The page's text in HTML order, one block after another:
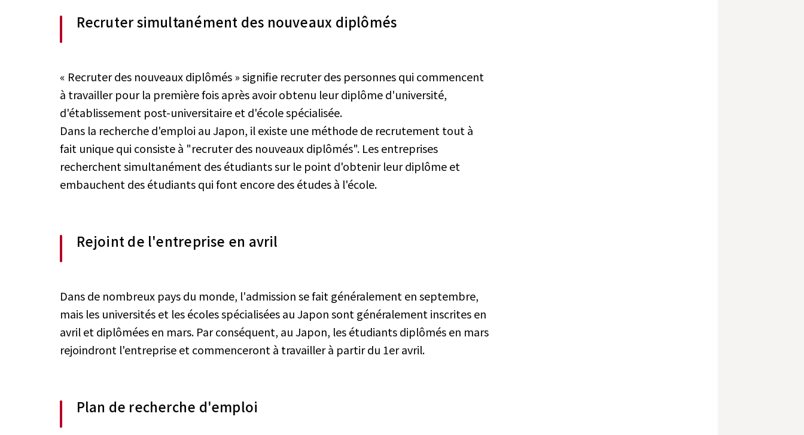
Recruter simultanément des nouveaux diplômés
« Recruter des nouveaux diplômés » signifie recruter des personnes qui commencent
à travailler pour la première fois après avoir obtenu leur diplôme d'université,
d'établissement post-universitaire et d'école spécialisée.
Dans la recherche d'emploi au Japon, il existe une méthode de recrutement tout à
fait unique qui consiste à "recruter des nouveaux diplômés". Les entreprises
recherchent simultanément des étudiants sur le point d'obtenir leur diplôme et
embauchent des étudiants qui font encore des études à l'école.
Rejoint de l'entreprise en avril
Dans de nombreux pays du monde, l'admission se fait généralement en septembre,
mais les universités et les écoles spécialisées au Japon sont généralement inscrites en
avril et diplômées en mars. Par conséquent, au Japon, les étudiants diplômés en mars
rejoindront l'entreprise et commenceront à travailler à partir du 1er avril.
Plan de recherche d'emploi